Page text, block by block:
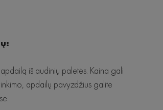
iš audinių paletės. Kaina gali
apdailų pavyzdžius galite